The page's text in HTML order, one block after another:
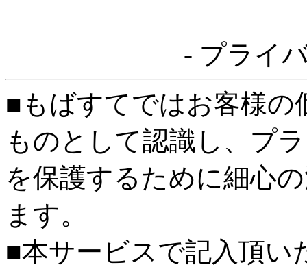
- プライ
■もばすてではお客様の
ものとして認識し、プ
を保護するために細心
ます。
■本サービスで記入頂い